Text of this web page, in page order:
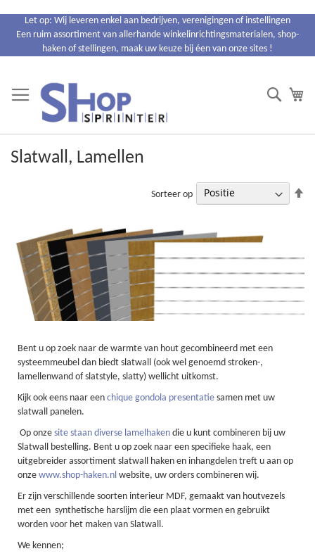
naar
Let op: Wij leveren enkel aan bedrijven, verenigingen of instellingen
Een ruim assortiment van allerhande winkelinrichtingsmaterialen, shop-
haken of stellingen, maak uw keuze bij éen van onze sites !
Search
Slatwall, Lamellen
Bent u op zoek naar de warmte van hout gecombineerd met een
systeemmeubel dan biedt slatwall (ook wel genoemd stroken-,
lamellenwand of slatstyle, slatty) wellicht uitkomst.
Kijk ook eens naar een chique gondola presentatie samen met uw
slatwall panelen.
Op onze site staan diverse lamelhaken die u kunt combineren bij uw
Slatwall bestelling. Bent u op zoek naar een specifieke haak, een
uitgebreider assortiment slatwall haken en inhangdelen treft u aan op
onze www.shop-haken.nl website, uw orders combineren wij.
Er zijn verschillende soorten interieur MDF, gemaakt van houtvezels
met een synthetische harslijm die een plaat vormen en gebruikt
worden voor het maken van Slatwall.
We kennen;
Sorteer op